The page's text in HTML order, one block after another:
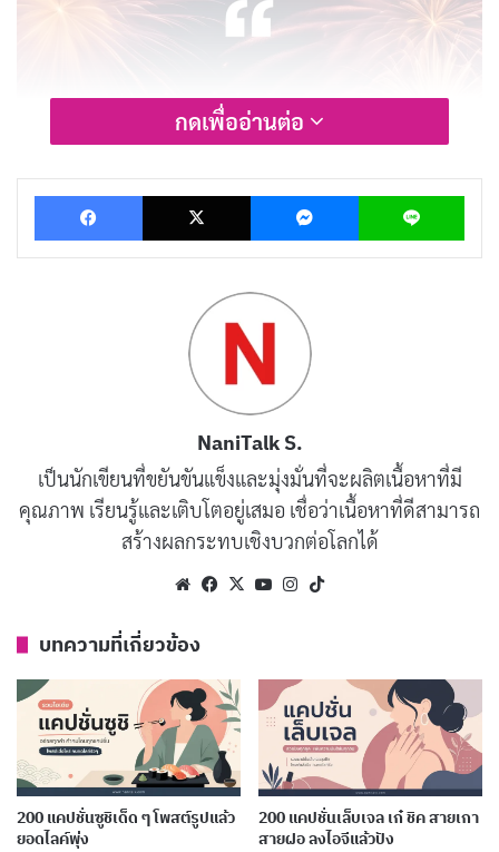
โอกาส
ลาจากปีเก่าด้วยใจขอบคุณ ต้อนรับปี
เริ่มต้นปีใหม่ด้วยพลังบวกและความฝัน
ปีใหม่กำลังมาเยือน ขอให้ทุกคนมีความ
สุข สุขภาพแข็งแรง และมีความรักและ
ความสามัคคีในสังคมและประเทศชาติ
ตลอดไป
คัดลอก
กดเพื่ออ่านต่อ
Facebook X Messenger Line
NaniTalk S.
เป็นนักเขียนที่ขยันขันแข็งและมุ่งมั่นที่จะผลิตเนื้อหาที่มี
คุณภาพ เรียนรู้และเติบโตอยู่เสมอ เชื่อว่าเนื้อหาที่ดีสามารถ
สร้างผลกระทบเชิงบวกต่อโลกได้
WebsiteFacebook
X YouTubeInstagram
บทความที่เกี่ยวข้อง
200 แคปชั่นซูชิเด็ด ๆ โพสต์รูปแล้ว
ยอดไลค์พุ่ง
200 แคปชั่นเล็บเจล เก๋ ชิค สายเกา
สายฝอ ลงไอจีแล้วปัง